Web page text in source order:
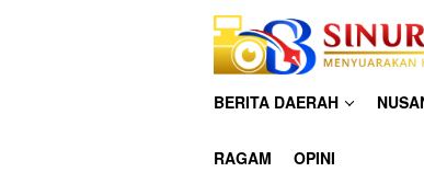
BERITA DAERAH
RAGAM OPINI